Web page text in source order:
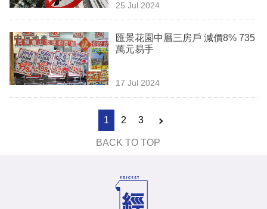
25 Jul 2024
匯景花園中層三房戶 減價8% 735
萬元易手
17 Jul 2024
1 2 3
BACK TO TOP